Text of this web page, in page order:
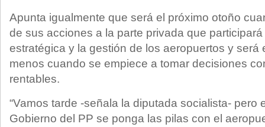
Apunta igualmente que será el próximo otoño
de sus acciones a la parte privada que
estratégica y la gestión de los aeropuertos y será
menos cuando se empiece a tomar decisiones
rentables.
“Vamos tarde -señala la diputada socialista- pero
Gobierno del PP se ponga las pilas con el